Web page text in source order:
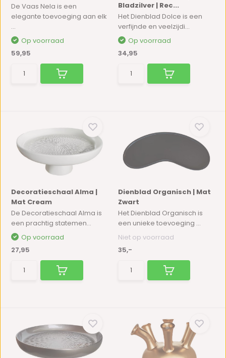
De Vaas Nela is een
elegante toevoeging aan elk
...
Op voorraad
59,95
Bladzilver | Rec...
Het Dienblad Dolce is een
verfijnde en veelzijdi...
Op voorraad
34,95
Decoratieschaal Alma |
Mat Cream
De Decoratieschaal Alma is
een prachtig statemen...
Op voorraad
27,95
Dienblad Organisch | Mat
Zwart
Het Dienblad Organisch is
een unieke toevoeging ...
Niet op voorraad
35,-